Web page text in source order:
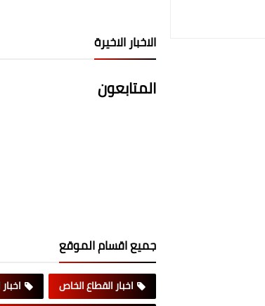
الاخبار الاخيرة
المتابعون
جميع اقسام الموقع
اخبار القطاع الخاص